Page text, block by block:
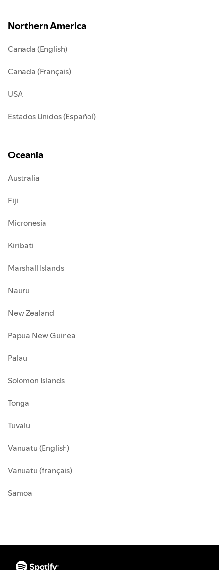
Northern America
Canada (English)
Canada (Français)
USA
Estados Unidos (Español)
Oceania
Australia
Fiji
Micronesia
Kiribati
Marshall Islands
Nauru
New Zealand
Papua New Guinea
Palau
Solomon Islands
Tonga
Tuvalu
Vanuatu (English)
Vanuatu (français)
Samoa